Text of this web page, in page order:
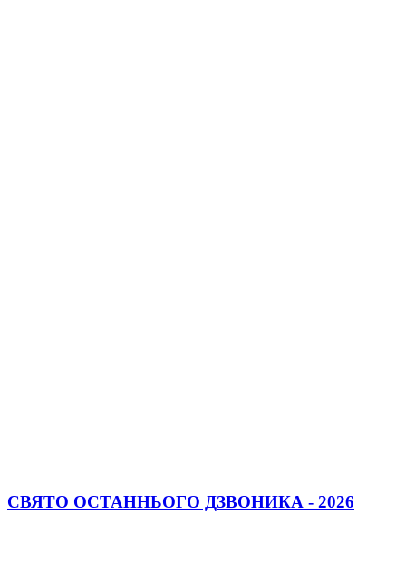
СВЯТО ОСТАННЬОГО ДЗВОНИКА - 2026